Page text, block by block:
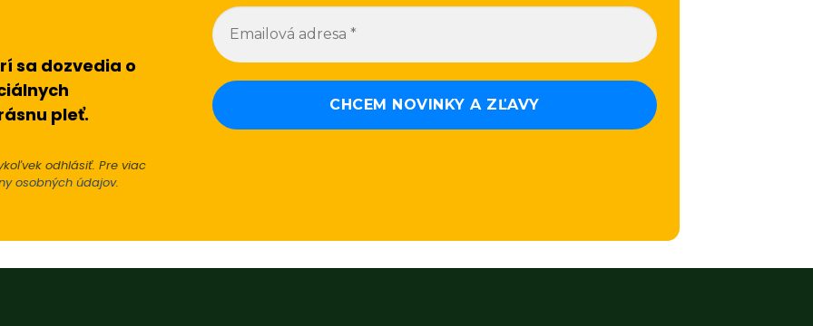
sa dozvedia o
pleť.
odhlásiť. Pre viac
osobných údajov.